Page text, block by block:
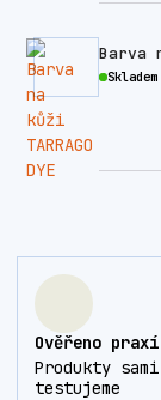
Barva
Skladem
Ověřeno praxí
Produkty sami
testujeme